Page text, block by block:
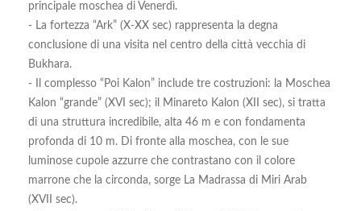
principale moschea di Venerdì.
- La fortezza “Ark” (X-XX sec) rappresenta la degna
conclusione di una visita nel centro della città vecchia di
Bukhara.
- Il complesso “Poi Kalon” include tre costruzioni: la Moschea
Kalon “grande” (XVI sec); il Minareto Kalon (XII sec), si tratta
di una struttura incredibile, alta 46 m e con fondamenta
profonda di 10 m. Di fronte alla moschea, con le sue
luminose cupole azzurre che contrastano con il colore
marrone che la circonda, sorge La Madrassa di Miri Arab
(XVII sec).